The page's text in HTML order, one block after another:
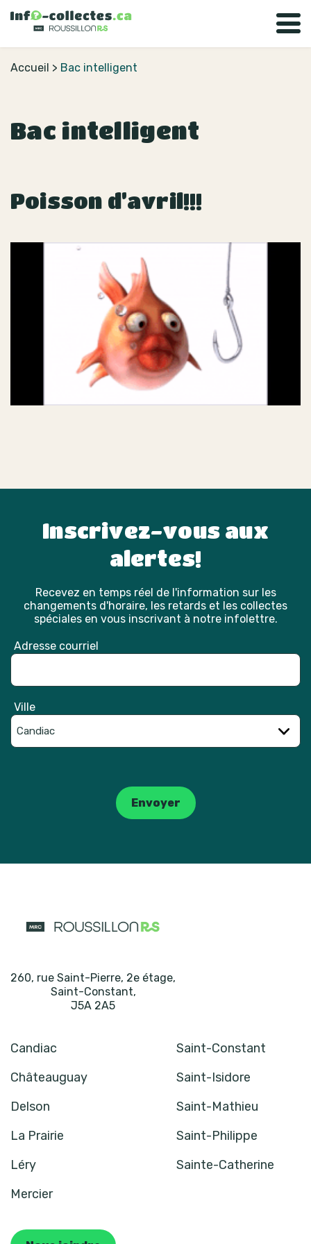
Accueil > Bac intelligent
Bac intelligent
Poisson d’avril!!!
Inscrivez-vous aux
alertes!
Recevez en temps réel de l'information sur les
changements d'horaire, les retards et les collectes
spéciales en vous inscrivant à notre infolettre.
Adresse courriel
Ville
Envoyer
260, rue Saint-Pierre, 2e étage,
Saint-Constant,
J5A 2A5
Candiac
Saint-Constant
Châteauguay
Saint-Isidore
Delson
Saint-Mathieu
La Prairie
Saint-Philippe
Léry
Sainte-Catherine
Mercier